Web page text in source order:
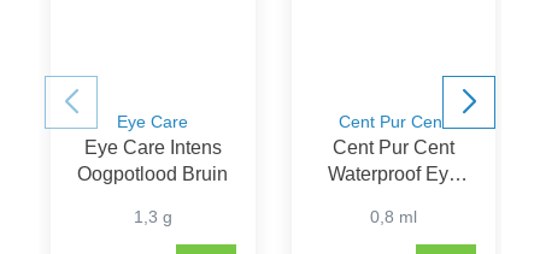
Eye Care
Eye Care Intens
Oogpotlood Bruin
1,3 g
Cent Pur Cent
Cent Pur Cent
Waterproof Eye
0,8 ml